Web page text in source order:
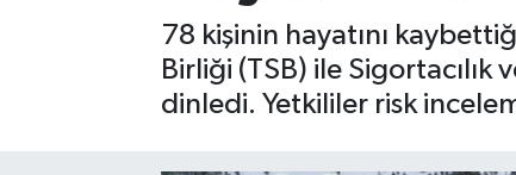
78 kişinin hayatını
Birliği (TSB) ile
dinledi. Yetkililer risk